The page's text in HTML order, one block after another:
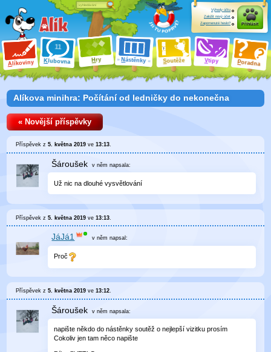
Alíkoviny Klubovna Hry Nástěnky Soutěže Vtipy Poradna
Výhody účtu
Založit nový účet
Zapomenuté heslo?
Přihlásit
Alíkova minihra: Počítání od ledničky do nekonečna
« Novější příspěvky
Příspěvek z5. května 2019 ve13:13.
Šároušek v něm napsala:
Už nic na dlouhé vysvětlování
Příspěvek z5. května 2019 ve13:13
JáJá1 v něm napsal:
Proč
Příspěvek z5. května 2019 ve13:12
Šároušek v něm napsala:
napište někdo do nástěnky soutěž o nejlepší vizitku prosím
Cokoliv jen tam něco napište